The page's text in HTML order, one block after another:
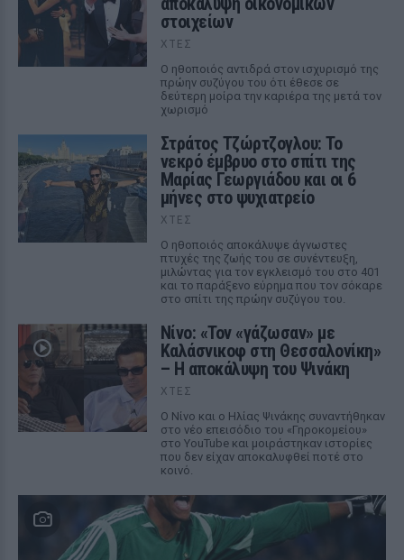
στοιχείων
ΧΤΕΣ
Ο ηθοποιός αντιδρά στον ισχυρισμό της
πρώην συζύγου του ότι έθεσε σε
δεύτερη μοίρα την καριέρα της μετά τον
χωρισμό
Στράτος Τζώρτζογλου: Το
νεκρό έμβρυο στο σπίτι της
Μαρίας Γεωργιάδου και οι 6
μήνες στο ψυχιατρείο
ΧΤΕΣ
Ο ηθοποιός αποκάλυψε άγνωστες
πτυχές της ζωής του σε συνέντευξη,
μιλώντας για τον εγκλεισμό του στο 401
και το παράξενο εύρημα που τον σόκαρε
στο σπίτι της πρώην συζύγου του.
Νίνο: «Τον «γάζωσαν» με
Καλάσνικοφ στη Θεσσαλονίκη»
– Η αποκάλυψη του Ψινάκη
ΧΤΕΣ
Ο Νίνο και ο Ηλίας Ψινάκης συναντήθηκαν
στο νέο επεισόδιο του «Γηροκομείου»
στο YouTube και μοιράστηκαν ιστορίες
που δεν είχαν αποκαλυφθεί ποτέ στο
κοινό.